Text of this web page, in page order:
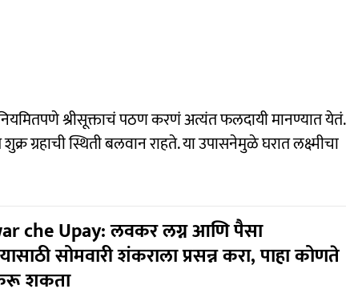
श्रीसूक्ताचं पठण करणं अत्यंत फलदायी मानण्यात येतं.
ग्रहाची स्थिती बलवान राहते. या उपासनेमुळे घरात लक्ष्मीचा
che Upay: लवकर लग्न आणि पैसा
सोमवारी शंकराला प्रसन्न करा, पाहा कोणते
शकता